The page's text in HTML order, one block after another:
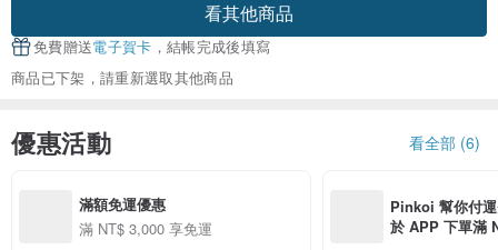
看其他商品
免費贈送電子賀卡 ，結帳完成後填寫
商品已下架，請重新選取其他商品
優惠活動 看全部 (6)
滿額免運優惠
滿 NT$ 3,000 享免運
Pinkoi 幫你付
於 APP 下單滿